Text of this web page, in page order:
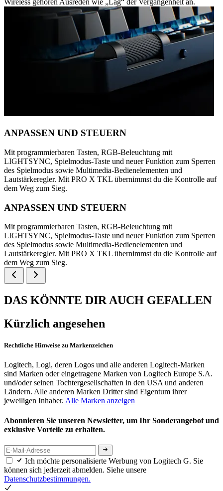
Wireless gehören Ausreden wie „Lag“ der Vergangenheit an.
ANPASSEN UND STEUERN
Mit programmierbaren Tasten, RGB-Beleuchtung mit
LIGHTSYNC, Spielmodus-Taste und neuer Funktion zum Sperren
des Spielmodus sowie Multimedia-Bedienelementen und
Lautstärkeregler. Mit PRO X TKL übernimmst du die Kontrolle auf
dem Weg zum Sieg.
ANPASSEN UND STEUERN
Mit programmierbaren Tasten, RGB-Beleuchtung mit
LIGHTSYNC, Spielmodus-Taste und neuer Funktion zum Sperren
des Spielmodus sowie Multimedia-Bedienelementen und
Lautstärkeregler. Mit PRO X TKL übernimmst du die Kontrolle auf
dem Weg zum Sieg.
DAS KÖNNTE DIR AUCH GEFALLEN
Kürzlich angesehen
Rechtliche Hinweise zu Markenzeichen
Logitech, Logi, deren Logos und alle anderen Logitech-Marken
sind Marken oder eingetragene Marken von Logitech Europe S.A.
und/oder seinen Tochtergesellschaften in den USA und anderen
Ländern. Alle anderen Marken Dritter sind Eigentum ihrer
jeweiligen Inhaber. Alle Marken anzeigen
Abonnieren Sie unseren Newsletter, um Ihr Sonderangebot und
exklusive Vorteile zu erhalten.
Ich möchte personalisierte Werbung von Logitech G. Sie
können sich jederzeit abmelden. Siehe unsere
Datenschutzbestimmungen.